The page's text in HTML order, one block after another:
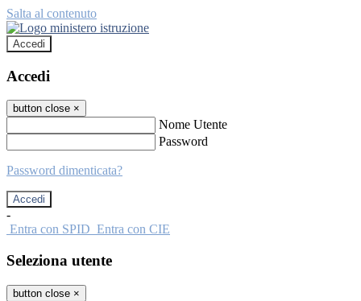
Salta al contenuto
Accedi
Accedi
button close ×
Nome Utente
Password
Password dimenticata?
-
Entra con SPID Entra con CIE
Seleziona utente
button close ×